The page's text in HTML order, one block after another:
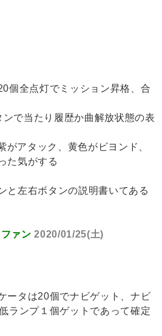
個全点灯でミッション昇格、合
で当たり履歴か曲解放状態の表
がアタック、黄色がビヨンド、
た気がする
と左右ボタンの説明書いてある
ァン 2020/01/25(土)
ータは20個でナビゲット、ナビ
ランプ１個ゲットであって確定